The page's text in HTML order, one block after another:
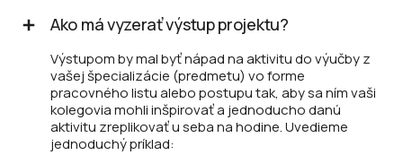
Ako má vyzerať výstup projektu?
Výstupom by mal byť nápad na aktivitu do výučby z
vašej špecializácie (predmetu) vo forme
pracovného listu alebo postupu tak, aby sa ním vaši
kolegovia mohli inšpirovať a jednoducho danú
aktivitu zreplikovať u seba na hodine. Uvedieme
jednoduchý príklad: